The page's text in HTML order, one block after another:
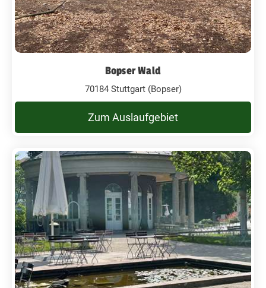
Bopser Wald
70184 Stuttgart (Bopser)
Zum Auslaufgebiet